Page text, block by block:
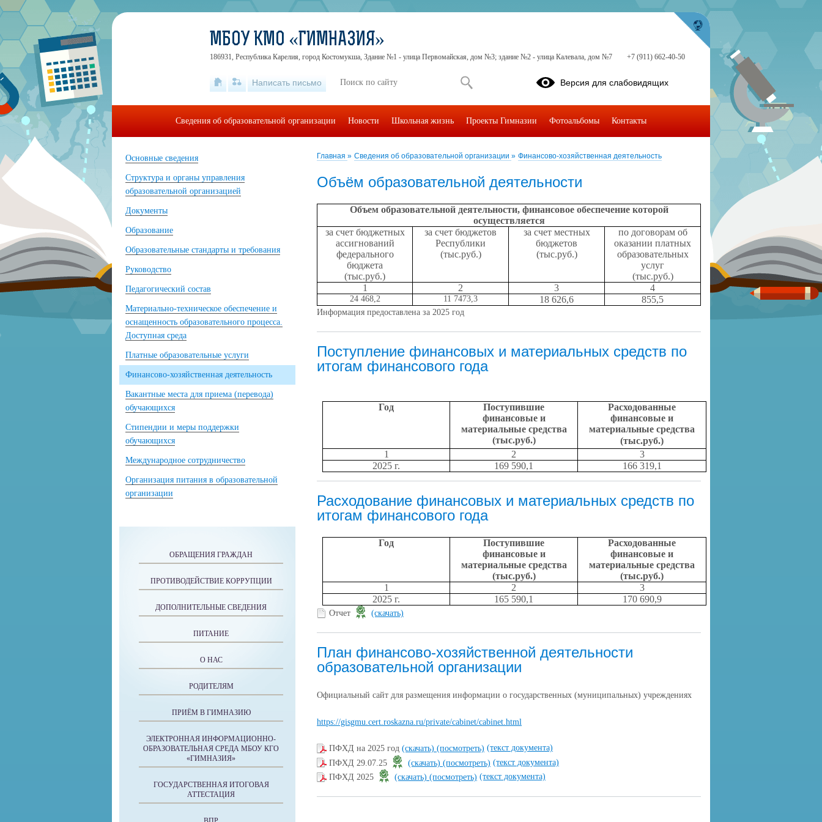
Главная » Сведения об образовательной организации » Финансово-хозяйственная деятельность
Объём образовательной деятельности
Объем образовательной деятельности, финансовое обеспечение которой
осуществляется
за счет бюджетных
ассигнований
федерального
бюджета
(тыс.руб.)
за счет бюджетов
Республики
(тыс.руб.)
за счет местных
бюджетов
(тыс.руб.)
по договорам об
оказании платных
образовательных
услуг
(тыс.руб.)
1
2 3 4
24 468,2 11 7473,3 18 626,6 855,5
Информация предоставлена за 2025 год
Поступление финансовых и материальных средств по
итогам финансового года
Год
Поступившие
финансовые и
материальные средства
(тыс.руб.)
Расходованные
финансовые и
материальные средства
(тыс.руб.)
1
2
3
2025 г.
169 590,1 166 319,1
Расходование финансовых и материальных средств по
итогам финансового года
Год
Поступившие
финансовые и
материальные средства
(тыс.руб.)
Расходованные
финансовые и
материальные средства
(тыс.руб.)
1
2
3
2025 г.
165 590,1 170 690,9
Отчет (скачать)
План финансово-хозяйственной деятельности
образовательной организации
Официальный сайт для размещения информации о государственных (муниципальных) учреждениях
https://gisgmu.cert.roskazna.ru/private/cabinet/cabinet.html
ПФХД на 2025 год (скачать) (посмотреть) (текст документа)
ПФХД 29.07.25
(скачать) (посмотреть) (текст документа)
ПФХД 2025
(скачать) (посмотреть) (текст документа)
Основные сведения
Структура и органы управления
образовательной организацией
Документы
Образование
Образовательные стандарты и требования
Руководство
Педагогический состав
Материально-техническое обеспечение и
оснащенность образовательного процесса.
Доступная среда
Платные образовательные услуги
Финансово-хозяйственная деятельность
Вакантные места для приема (перевода)
обучающихся
Стипендии и меры поддержки
обучающихся
Международное сотрудничество
Организация питания в образовательной
организации
ОБРАЩЕНИЯ ГРАЖДАН
ПРОТИВОДЕЙСТВИЕ КОРРУПЦИИ
ДОПОЛНИТЕЛЬНЫЕ СВЕДЕНИЯ
ПИТАНИЕ
О НАС
РОДИТЕЛЯМ
ПРИЁМ В ГИМНАЗИЮ
ЭЛЕКТРОННАЯ ИНФОРМАЦИОННО-
ОБРАЗОВАТЕЛЬНАЯ СРЕДА МБОУ КГО
«ГИМНАЗИЯ»
ГОСУДАРСТВЕННАЯ ИТОГОВАЯ
АТТЕСТАЦИЯ
МБОУ КМО «ГИМНАЗИЯ»
186931, Республика Карелия, город Костомукша, Здание №1 - улица Первомайская, дом №3; здание №2 - улица Калевала, дом №7 +7 (911) 662-40-50
Написать письмо Версия для слабовидящих
Сведения об образовательной организации Новости Школьная жизнь Проекты Гимназии Фотоальбомы Контакты